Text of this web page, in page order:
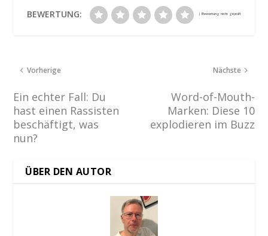
BEWERTUNG:
Vorherige
Ein echter Fall: Du
hast einen Rassisten
beschäftigt, was
nun?
Nächste
Word-of-Mouth-
Marken: Diese 10
explodieren im Buzz
ÜBER DEN AUTOR